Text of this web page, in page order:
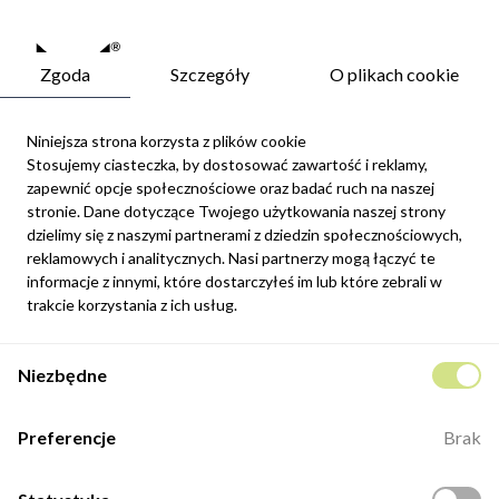
Newsletter
Możesz zrezygnować w każdej chwili. W tym celu należy odnaleźć
szczegóły w naszej informacji prawnej.
Zapisz się
internetowego.
Kontakt
Zgoda Szczegóły O plikach cookie
Niniejsza strona korzysta z plików cookie
Stosujemy ciasteczka, by dostosować zawartość i reklamy,
zapewnić opcje społecznościowe oraz badać ruch na naszej
stronie. Dane dotyczące Twojego użytkowania naszej strony
dzielimy się z naszymi partnerami z dziedzin społecznościowych,
reklamowych i analitycznych. Nasi partnerzy mogą łączyć te
informacje z innymi, które dostarczyłeś im lub które zebrali w
trakcie korzystania z ich usług.
Niezbędne
Preferencje Brak